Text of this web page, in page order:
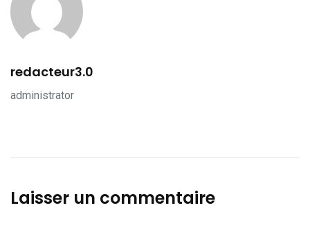
redacteur3.0
administrator
Laisser un commentaire